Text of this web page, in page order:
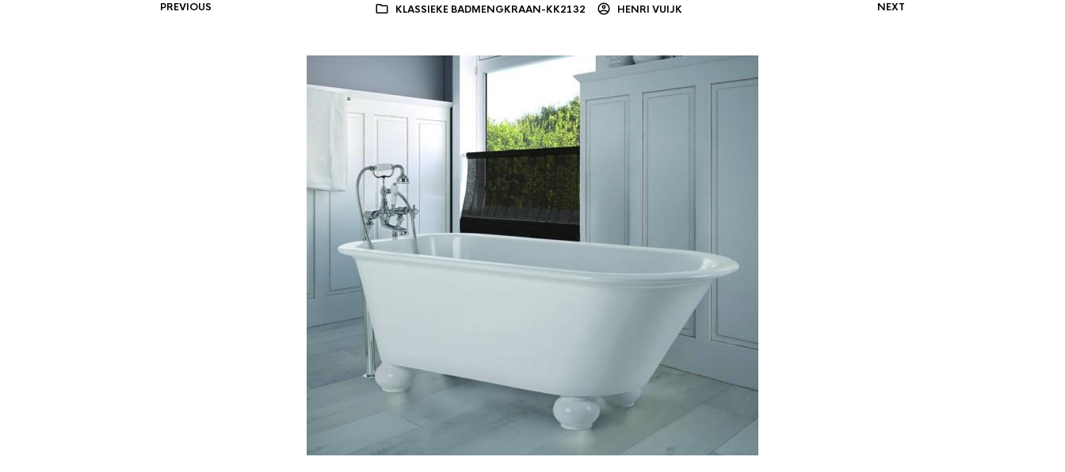
KLASSIEKE BADMENGKRAAN-KK2132
HENRI VUIJK
PREVIOUS NEXT